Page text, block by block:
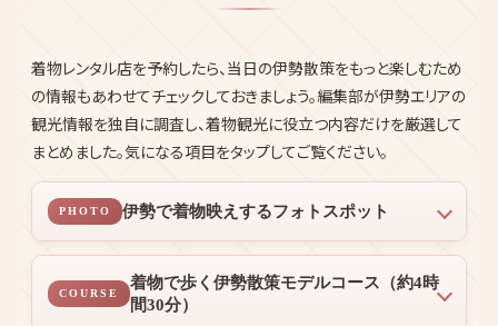
着物レンタル店を予約したら、当日の伊勢散策をもっと楽しむため
の情報もあわせてチェックしておきましょう。編集部が伊勢エリアの
観光情報を独自に調査し、着物観光に役立つ内容だけを厳選して
まとめました。気になる項目をタップしてご覧ください。
PHOTO 伊勢で着物映えするフォトスポット
COURSE
着物で歩く伊勢散策モデルコース（約4時
間30分）